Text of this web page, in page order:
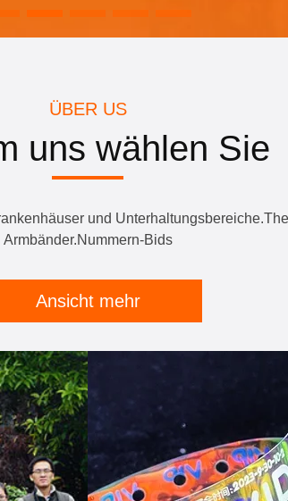
ÜBER US
uns wählen Sie
und
Armbänder.Nummern-Bids
Ansicht mehr